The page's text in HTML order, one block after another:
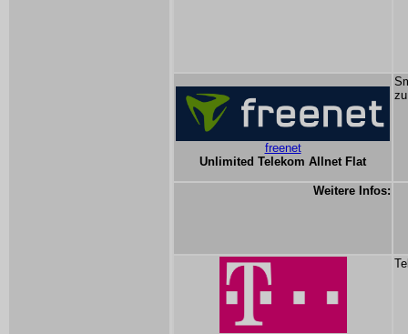
freenet
Unlimited Telekom Allnet Flat
Weitere Infos: